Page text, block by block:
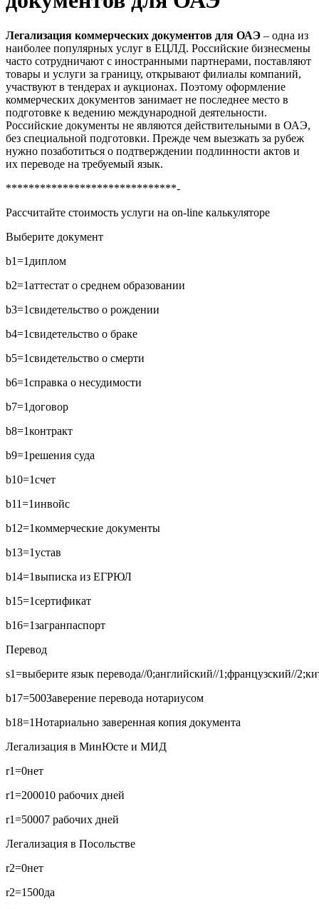
Легализация коммерческих документов для ОАЭ – одна из
наиболее популярных услуг в ЕЦЛД. Российские бизнесмены
часто сотрудничают с иностранными партнерами, поставляют
товары и услуги за границу, открывают филиалы компаний,
участвуют в тендерах и аукционах. Поэтому оформление
коммерческих документов занимает не последнее место в
подготовке к ведению международной деятельности.
Российские документы не являются действительными в ОАЭ,
без специальной подготовки. Прежде чем выезжать за рубеж
нужно позаботиться о подтверждении подлинности актов и
их переводе на требуемый язык.
******************************-
Рассчитайте стоимость услуги на on-line калькуляторе
Выберите документ
b1=1 диплом
b2=1аттестат о среднем образовании
b3=1свидетельство о рождении
b4=1свидетельство о браке
b5=1свидетельство о смерти
b6=1справка о несудимости
b7=1 договор
b8=1контракт
b9=1решения суда
b10=1счет
b11=1инвойс
b12=1коммерческие документы
b13=1устав
b14=1выписка из ЕГРЮЛ
b15=1сертификат
b16=1загранпаспорт
Перевод
s1=выберите язык перевода//0;английский//1;французский//
b17=500Заверение перевода нотариусом
b18=1Нотариально заверенная копия документа
Легализация в МинЮсте и МИД
r1=0нет
r1=200010 рабочих дней
r1=50007 рабочих дней
Легализация в Посольстве
r2=0нет
r2=1500да